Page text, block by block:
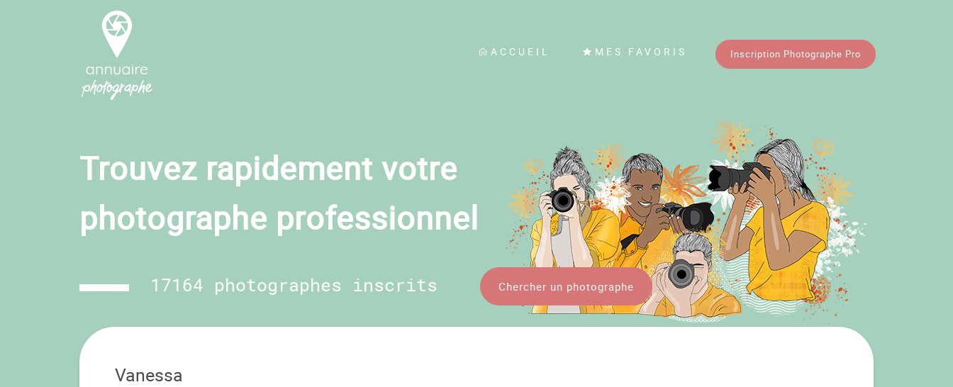
ACCUEIL MES FAVORIS Inscription Photographe Pro
Trouvez rapidement votre
photographe professionnel
17164 photographes inscrits Chercher un photographe
Vanessa